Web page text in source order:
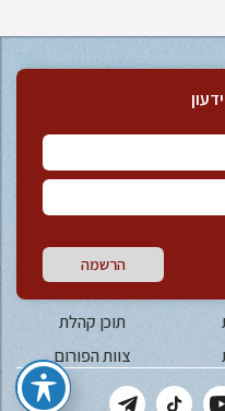
הרשמה
תוכן קהלת
צוות הפורום